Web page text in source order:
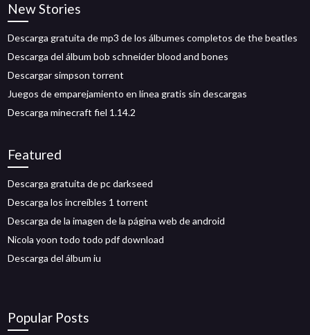
New Stories
Descarga gratuita de mp3 de los álbumes completos de the beatles
Descarga del álbum bob schneider blood and bones
Descargar simpson torrent
Juegos de emparejamiento en línea gratis sin descargas
Descarga minecraft fiel 1.14.2
Featured
Descarga gratuita de pc darkseed
Descarga los increíbles 1 torrent
Descarga de la imagen de la página web de android
Nicola yoon todo todo pdf download
Descarga del álbum iu
Popular Posts